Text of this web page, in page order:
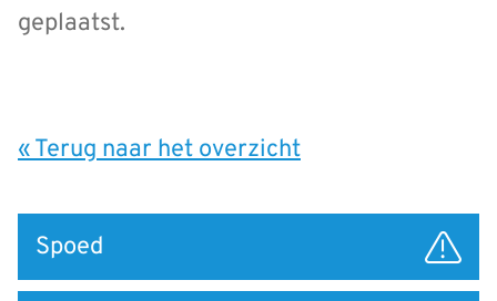
geplaatst.
« Terug naar het overzicht
naar
Spoed